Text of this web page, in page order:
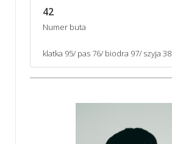
42
Numer buta
klatka 95/ pas 76/ biodra 97/ szyja 38